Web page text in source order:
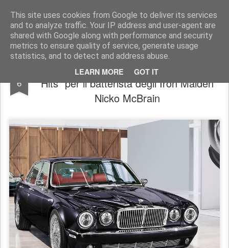
This site uses cookies from Google to deliver its services
and to analyze traffic. Your IP address and user-agent are
shared with Google along with performance and security
metrics to ensure quality of service, generate usage
statistics, and to detect and address abuse.
LEARN MORE GOT IT
AutoMotoCorse. Motorsport Random News 280912
6
Jaguar crea una esclusiva XJ “Greatest
Hits” per il batterista degli Iron Maiden
Nicko McBrain